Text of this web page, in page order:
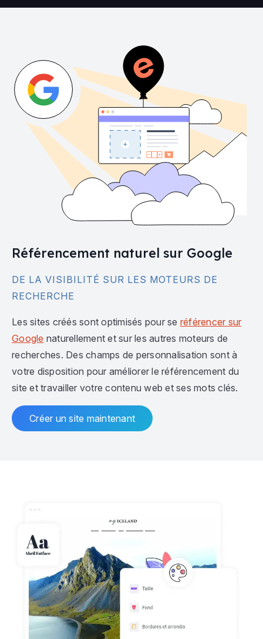
Référencement naturel sur Google
DE LA VISIBILITÉ SUR LES MOTEURS DE
RECHERCHE
Les sites créés sont optimisés pour se référencer sur
Google naturellement et sur les autres moteurs de
recherches. Des champs de personnalisation sont à
votre disposition pour améliorer le référencement du
site et travailler votre contenu web et ses mots clés.
Créer un site maintenant